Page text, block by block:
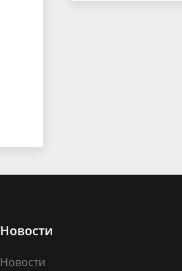
Новости
Новости